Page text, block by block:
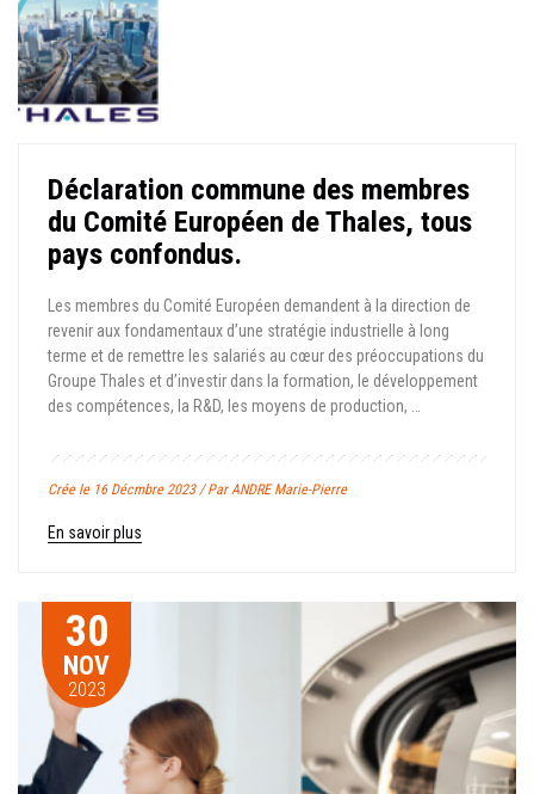
Déclaration commune des membres
du Comité Européen de Thales, tous
pays confondus.
Les membres du Comité Européen demandent à la direction de
revenir aux fondamentaux d’une stratégie industrielle à long
terme et de remettre les salariés au cœur des préoccupations du
Groupe Thales et d’investir dans la formation, le développement
des compétences, la R&D, les moyens de production, …
Crée le 16 Décmbre 2023 / Par ANDRE Marie-Pierre
En savoir plus
30
NOV
2023